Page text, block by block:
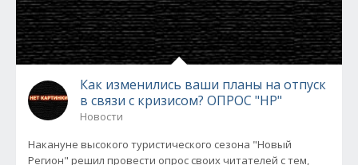
Как изменились ваши планы на отпуск
в связи с кризисом? ОПРОС "НР"
Новости
Накануне высокого туристического сезона "Новый
Регион" решил провести опрос своих читателей с тем,